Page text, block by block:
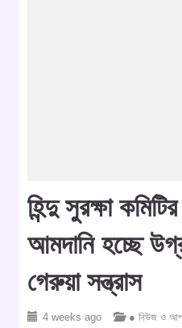
হিন্দু সুরক্ষা
আমদানি হচ্ছে
গেরুয়া সন্ত্রাস
4 weeks ago ● নিউজ ও